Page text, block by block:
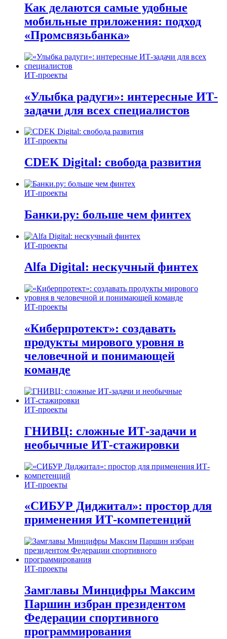
Как делаются самые удобные
мобильные приложения: подход
«Промсвязьбанка»
ИТ-проекты
«Улыбка радуги»: интересные ИТ-
задачи для всех специалистов
ИТ-проекты
CDEK Digital: свобода развития
ИТ-проекты
Банки.ру: больше чем финтех
ИТ-проекты
Alfa Digital: нескучный финтех
ИТ-проекты
«Киберпротект»: создавать
продукты мирового уровня в
человечной и понимающей
команде
ИТ-проекты
ГНИВЦ: сложные ИТ‑задачи и
необычные ИТ‑стажировки
ИТ-проекты
«СИБУР Диджитал»: простор для
применения ИТ-компетенций
ИТ-проекты
Замглавы Минцифры Максим
Паршин избран президентом
Федерации спортивного
программирования